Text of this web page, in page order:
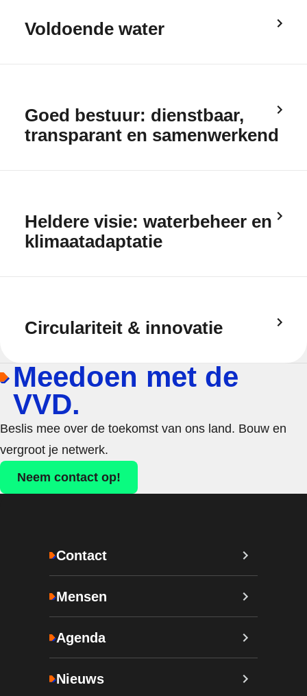
Voldoende water
Goed bestuur: dienstbaar,
transparant en samenwerkend
Heldere visie: waterbeheer en
klimaatadaptatie
Circulariteit & innovatie
Meedoen met de
VVD.
Beslis mee over de toekomst van ons land. Bouw en
vergroot je netwerk.
Neem contact op!
Contact
Mensen
Agenda
Nieuws